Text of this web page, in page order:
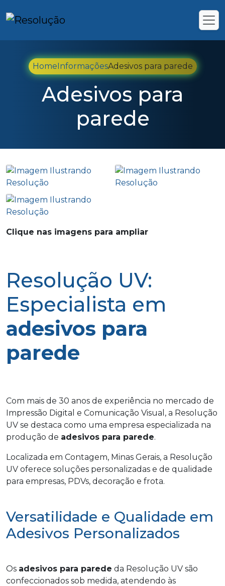
HomeInformaçõesAdesivos para parede
Adesivos para
parede
Clique nas imagens para ampliar
Resolução UV:
Especialista em
adesivos para
parede
Com mais de 30 anos de experiência no mercado de
Impressão Digital e Comunicação Visual, a Resolução
UV se destaca como uma empresa especializada na
produção de adesivos para parede.
Localizada em Contagem, Minas Gerais, a Resolução
UV oferece soluções personalizadas e de qualidade
para empresas, PDVs, decoração e frota.
Versatilidade e Qualidade em
Adesivos Personalizados
Os adesivos para parede da Resolução UV são
confeccionados sob medida, atendendo às